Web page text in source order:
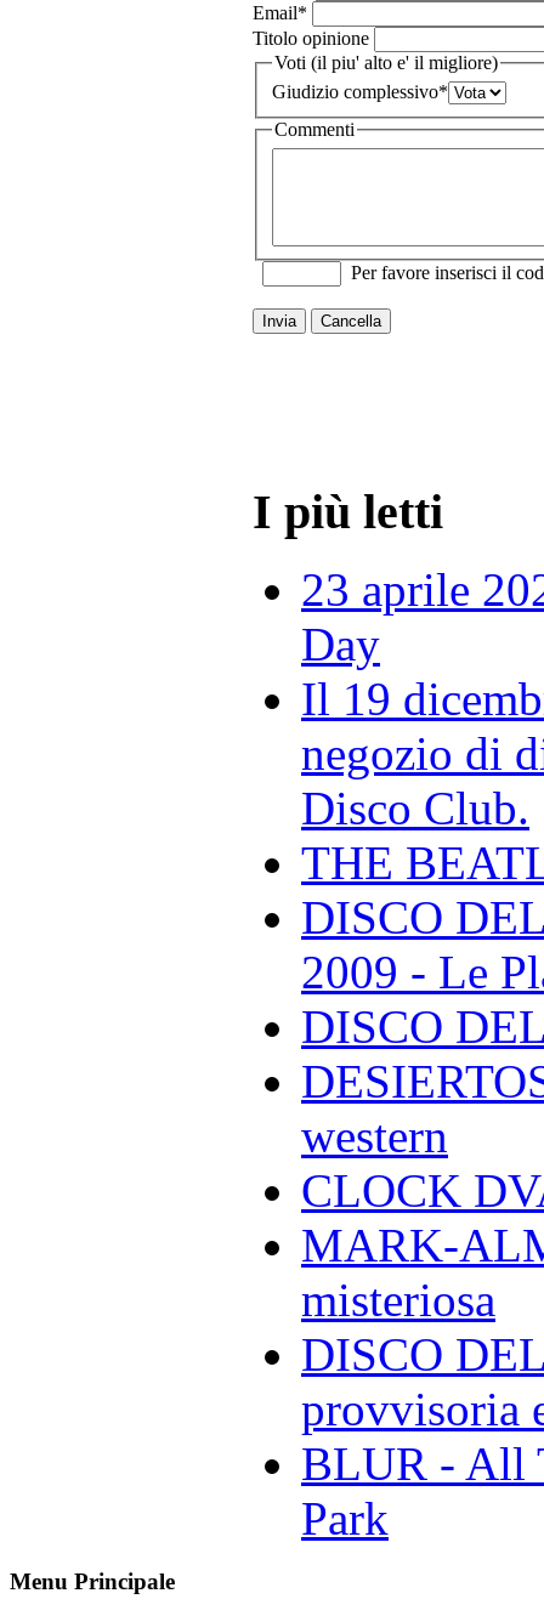
Email*
Titolo opinione
Voti (il piu' alto e' il migliore)
Giudizio complessivo*
Commenti
Per favore inserisci il
Invia Cancella
I più letti
23 aprile
Day
Il 19
negozio di
Disco Club.
THE
DISCO
2009 - Le
DISCO
western
CLOCK
MARK-
misteriosa
DISCO
provvisoria
BLUR - All
Park
Menu Principale